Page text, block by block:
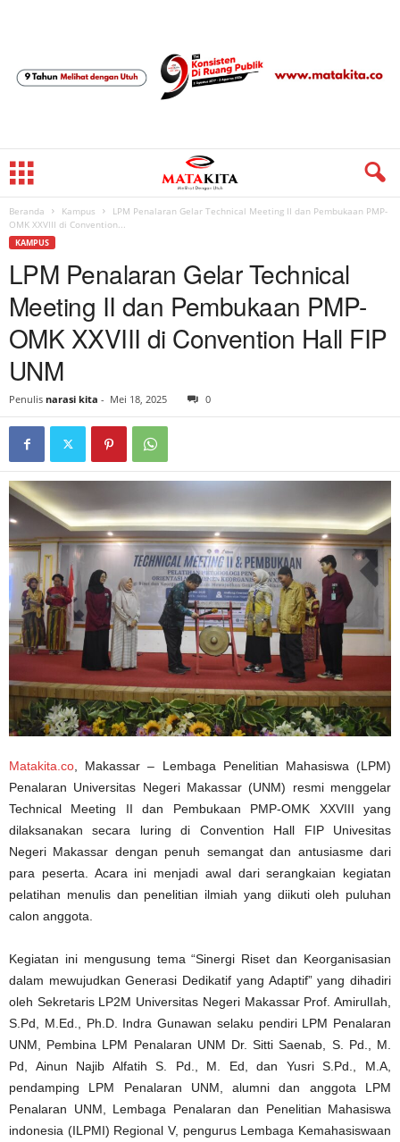
Beranda Kampus
LPM Penalaran Gelar Technical Meeting II dan Pembukaan PMP-
OMK XXVIII di Convention...
KAMPUS
LPM Penalaran Gelar Technical
Meeting II dan Pembukaan PMP-
OMK XXVIII di Convention Hall FIP
UNM
Penulis narasi kita - Mei 18, 2025 0
Matakita.co , Makassar – Lembaga Penelitian Mahasiswa (LPM)
Penalaran Universitas Negeri Makassar (UNM) resmi menggelar
Technical Meeting II dan Pembukaan PMP-OMK XXVIII yang
dilaksanakan secara luring di Convention Hall FIP Univesitas
Negeri Makassar dengan penuh semangat dan antusiasme dari
para peserta. Acara ini menjadi awal dari serangkaian kegiatan
pelatihan menulis dan penelitian ilmiah yang diikuti oleh puluhan
calon anggota.
Kegiatan ini mengusung tema “Sinergi Riset dan Keorganisasian
dalam mewujudkan Generasi Dedikatif yang Adaptif” yang dihadiri
oleh Sekretaris LP2M Universitas Negeri Makassar Prof. AmirulIah,
S.Pd, M.Ed., Ph.D. Indra Gunawan selaku pendiri LPM Penalaran
UNM, Pembina LPM Penalaran UNM Dr. Sitti Saenab, S. Pd., M.
Pd, Ainun Najib Alfatih S. Pd., M. Ed, dan Yusri S.Pd., M.A,
pendamping LPM Penalaran UNM, alumni dan anggota LPM
Penalaran UNM, Lembaga Penalaran dan Penelitian Mahasiswa
indonesia (ILPMI) Regional V, pengurus Lembaga Kemahasiswaan